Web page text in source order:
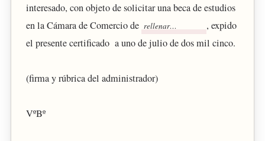
interesado, con objeto de solicitar una beca de estudios
en la Cámara de Comercio de
, expido
el presente certificado a uno de julio de dos mil cinco.
(firma y rúbrica del administrador)
VºBº